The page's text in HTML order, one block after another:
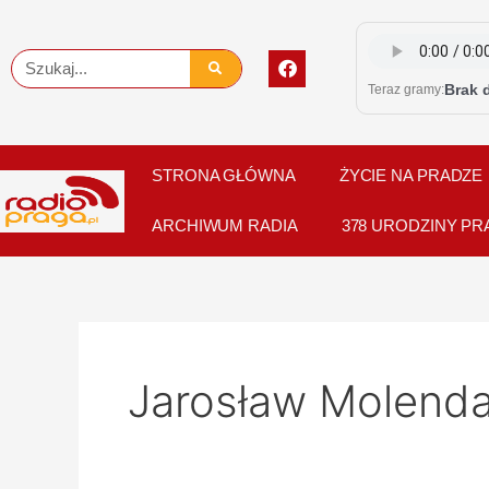
content
Szukaj
F
a
c
o
o
k
Teraz gramy:Brak
STRONA GŁÓWNA ŻYCIE NA PRADZE
ARCHIWUM RADIA 378 URODZINY
Jarosław